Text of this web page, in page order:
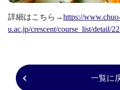
詳細はこちら→https://
u.ac.jp/crescent/course_list/detail/
一覧に